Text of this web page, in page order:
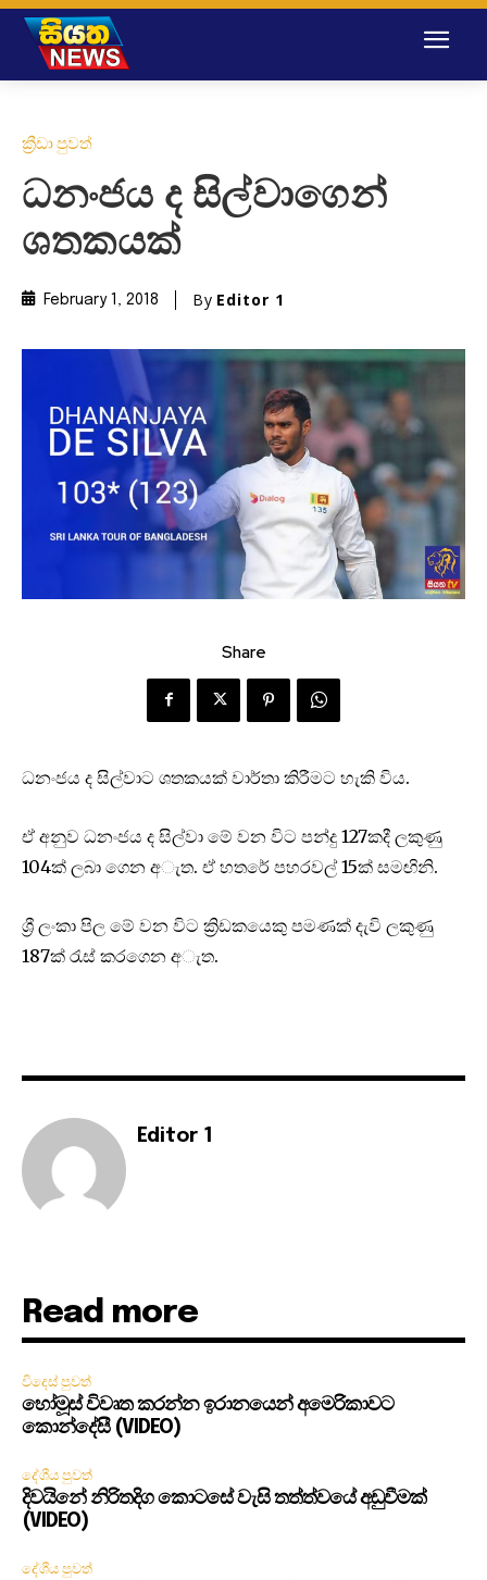
ක්‍රීඩා පුවත්
ධනංජය ද සිල්වාගෙන්
ශතකයක්
February 1, 2018 By Editor 1
Share
ධනංජය ද සිල්වාට ශතකයක් වාර්තා කිරීමට හැකි විය.
ඒ අනුව ධනංජය ද සිල්වා මේ වන විට පන්දු 127කදී ලකුණු
104ක් ලබා ගෙන අැත. ඒ හතරේ පහරවල් 15ක් සමඟිනි.
ශ්‍රී ලංකා පිල මේ වන විට ක්‍රිඩකයෙකු පමණක් දැවි ලකුණු
187ක් රැස් කරගෙන අැත.
Editor 1
Read more
විදෙස් පුවත්
හෝමූස් විවෘත කරන්න ඉරානයෙන් අමෙරිකාවට
කොන්දේසී (VIDEO)
දේශීය පුවත්
දිවයිනේ නිරිතදිග කොටසේ වැසි තත්ත්වයේ අඩුවීමක්
(VIDEO)
දේශීය පුවත්